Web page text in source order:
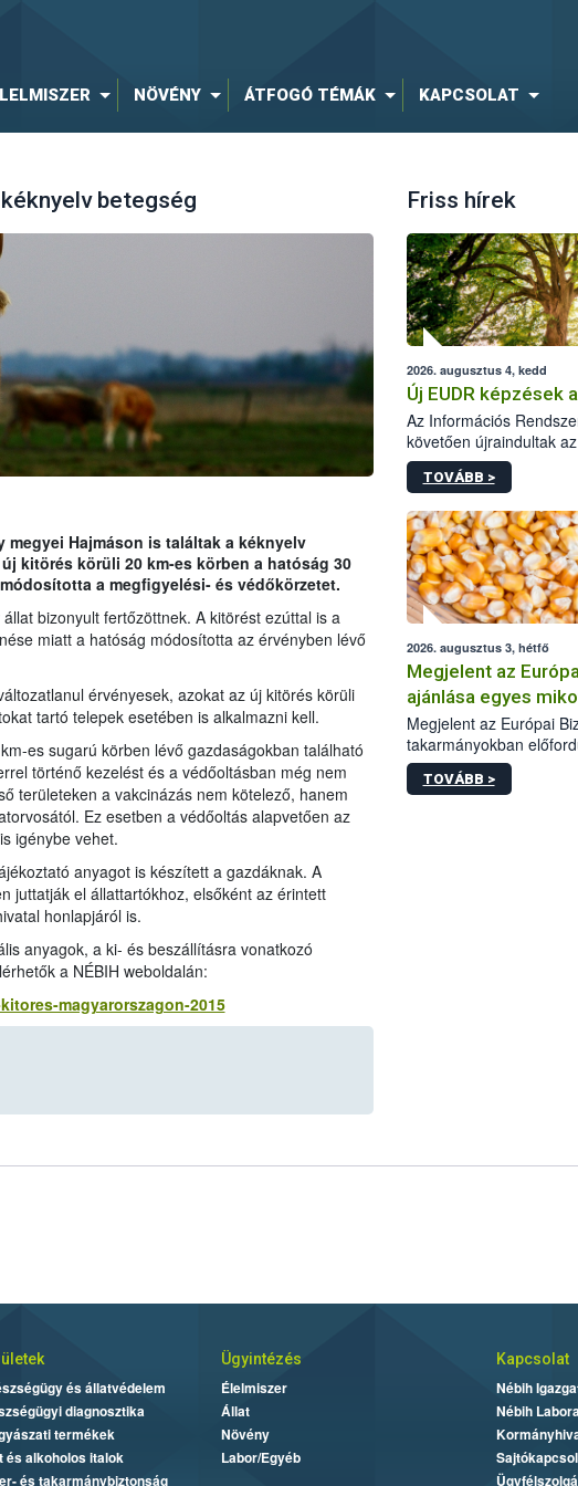
NÖVÉNY ÁTFOGÓ TÉMÁK KAPCSOLAT
betegség
Hajmáson is találtak a kéknyelv
kitörés körüli 20 km-es körben a hatóság 30
a megfigyelési- és védőkörzetet.
bizonyult fertőzöttnek. A kitörést ezúttal is a
miatt a hatóság módosította az érvényben lévő
érvényesek, azokat az új kitörés körüli
tartó telepek esetében is alkalmazni kell.
es sugarú körben lévő gazdaságokban található
történő kezelést és a védőoltásban még nem
területeken a vakcinázás nem kötelező, hanem
Ez esetben a védőoltás alapvetően az
igénybe vehet.
anyagot is készített a gazdáknak. A
juttatják el állattartókhoz, elsőként az érintett
honlapjáról is.
anyagok, a ki- és beszállításra vonatkozó
a NÉBIH weboldalán:
magyarorszagon-2015
Friss hírek
2026. augusztus 4, kedd
Új EUDR képzések
Az Információs
követően újraindultak
szereplőknek szóló
TOVÁBB >
2026. augusztus 3, hétfő
Megjelent az
ajánlása egyes
takarmányokban
Megjelent az Európai
takarmányokban
kapcsolatban. A
irányértékek
TOVÁBB >
és állatvédelem
diagnosztika
termékek
és alkoholos italok
és takarmánybiztonság
Ügyintézés
Élelmiszer
Állat
Növény
Labor/Egyéb
Kapcsolat
Nébih
Nébih